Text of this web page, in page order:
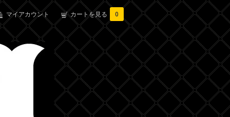
マイアカウント カートを見る 0